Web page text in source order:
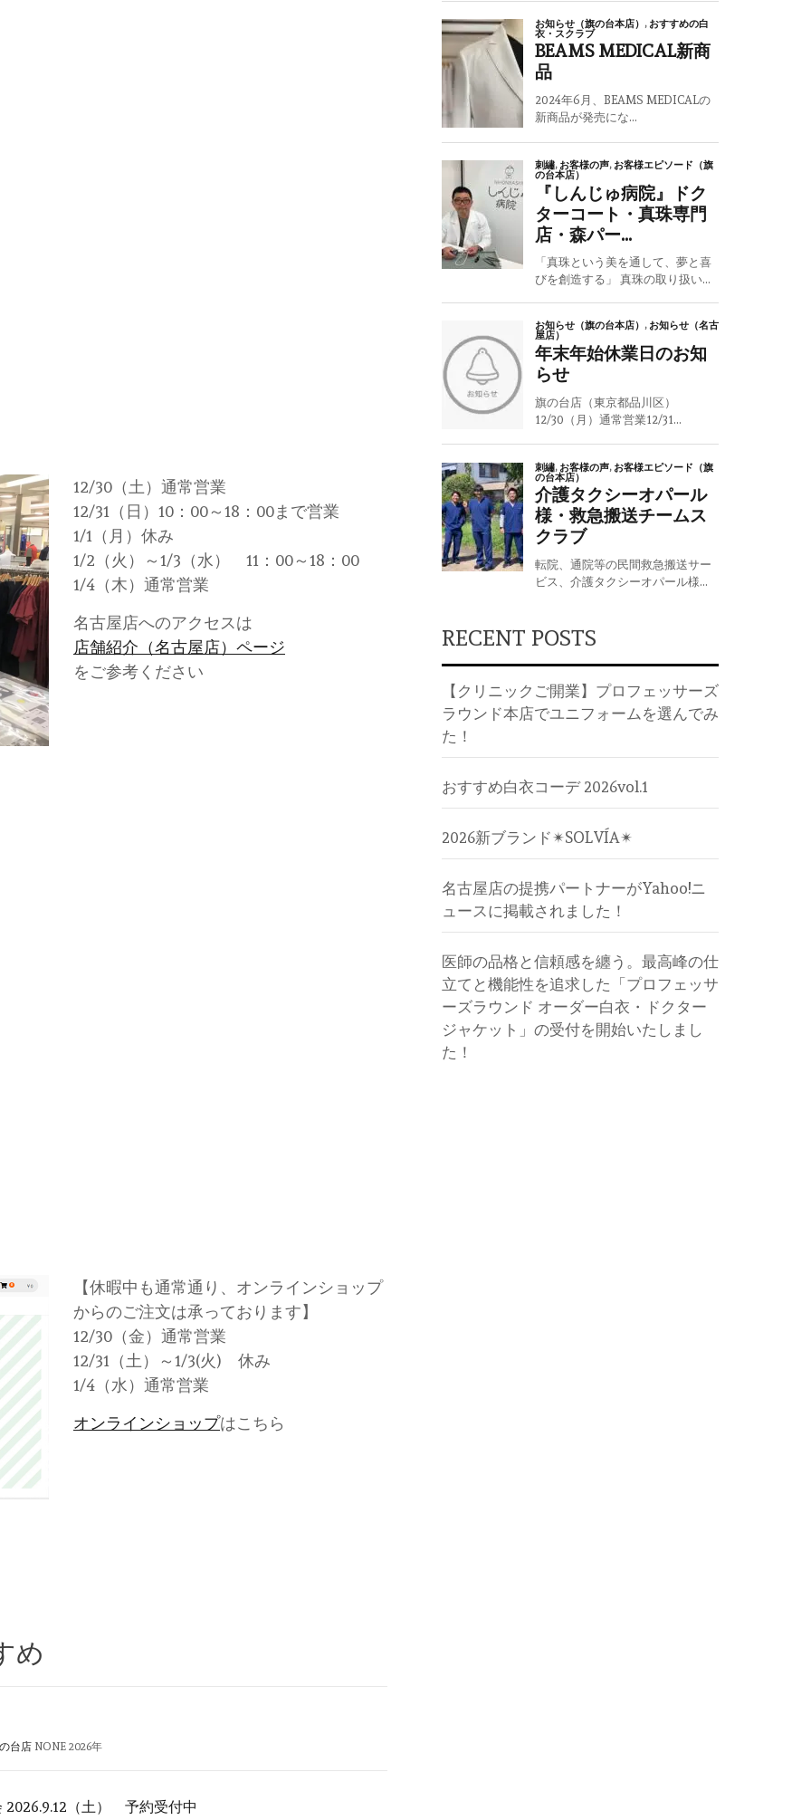
12/30（土）通常営業
12/31（日）10：00～18：00まで営業
1/1（月）休み
1/2（火）～1/3（水） 11：00～18：00
1/4（木）通常営業
名古屋店へのアクセスは
店舗紹介（名古屋店）ページ
をご参考ください
【休暇中も通常通り、オンラインショップ
からのご注文は承っております】
12/30（金）通常営業
12/31（土）～1/3(火) 休み
1/4（水）通常営業
オンラインショップはこちら
め
台店 NONE 2026年
2026.9.12（土） 予約受付中
RECENT POSTS
【クリニックご開業】プロフェッサーズ
ラウンド本店でユニフォームを選んでみ
た！
おすすめ白衣コーデ 2026vol.1
2026新ブランド✴︎SOLVÍA✴︎
名古屋店の提携パートナーがYahoo!ニ
ュースに掲載されました！
医師の品格と信頼感を纏う。最高峰の仕
立てと機能性を追求した「プロフェッサ
ーズラウンド オーダー白衣・ドクター
ジャケット」の受付を開始いたしまし
た！